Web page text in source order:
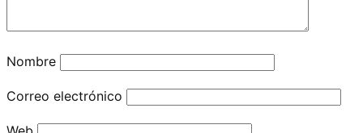
Nombre
Correo electrónico